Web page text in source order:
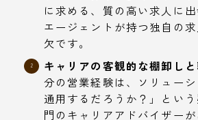
に求める、質の高い求人に出
エージェントが持つ独自の
欠です。
キャリアの客観的な棚卸し
分の営業経験は、ソリュー
通用するだろうか？」とい
門のキャリアアドバイザー